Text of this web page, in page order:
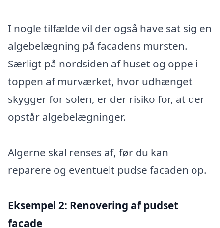
I nogle tilfælde vil der også have sat sig en
algebelægning på facadens mursten.
Særligt på nordsiden af huset og oppe i
toppen af murværket, hvor udhænget
skygger for solen, er der risiko for, at der
opstår algebelægninger.
Algerne skal renses af, før du kan
reparere og eventuelt pudse facaden op.
Eksempel 2: Renovering af pudset
facade